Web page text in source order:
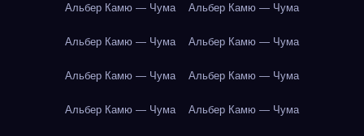
Альбер Камю — Чума Альбер Камю — Чума
Альбер Камю — Чума Альбер Камю — Чума
Альбер Камю — Чума Альбер Камю — Чума
Альбер Камю — Чума Альбер Камю — Чума